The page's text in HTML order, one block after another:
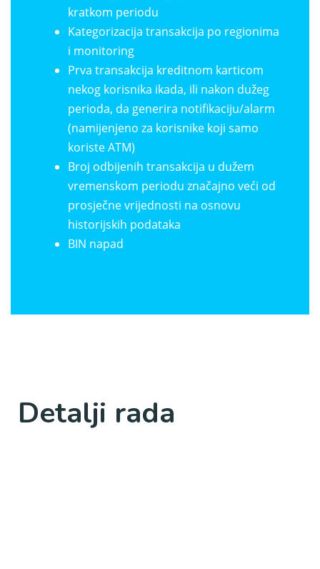
kratkom periodu
Kategorizacija transakcija po regionima
i monitoring
Prva transakcija kreditnom karticom
nekog korisnika ikada, ili nakon dužeg
perioda, da generira notifikaciju/alarm
(namijenjeno za korisnike koji samo
koriste ATM)
Broj odbijenih transakcija u dužem
vremenskom periodu značajno veći od
prosječne vrijednosti na osnovu
historijskih podataka
BIN napad
Detalji rada